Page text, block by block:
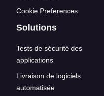
Cookie Preferences
Solutions
Tests de sécurité des
applications
Livraison de logiciels
automatisée